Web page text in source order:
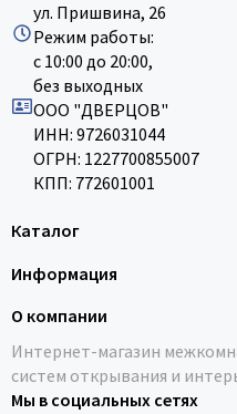
ул. Пришвина, 26
Режим работы:
с 10:00 до 20:00,
без выходных
ООО "ДВЕРЦОВ"
ИНН: 9726031044
ОГРН: 1227700855007
КПП: 772601001
Каталог
Информация
О компании
Интернет-магазин
систем открывания и
Мы в социальных сетях